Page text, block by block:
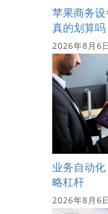
苹果商务
真的划算吗
2026年8月6
业务自动
略杠杆
2026年8月6